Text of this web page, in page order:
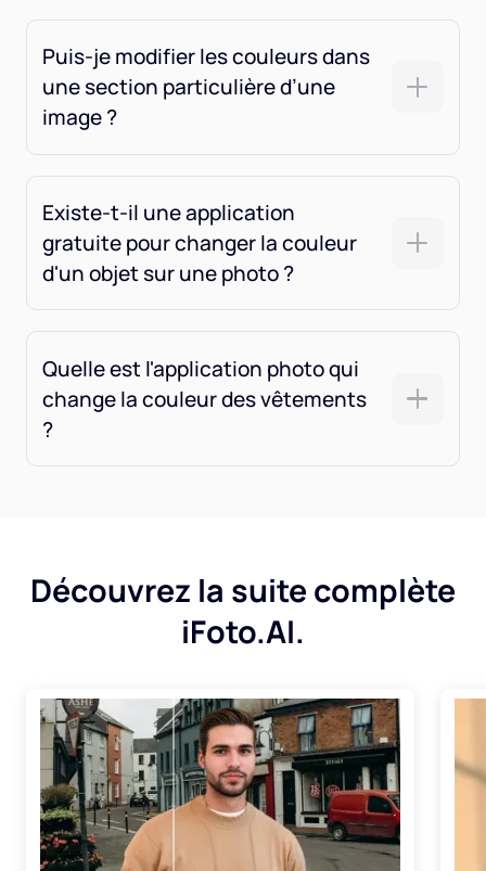
Puis-je modifier les couleurs dans
une section particulière d’une
image ?
Existe-t-il une application
gratuite pour changer la couleur
d'un objet sur une photo ?
Quelle est l'application photo qui
change la couleur des vêtements
?
Découvrez la suite complète
iFoto.AI.